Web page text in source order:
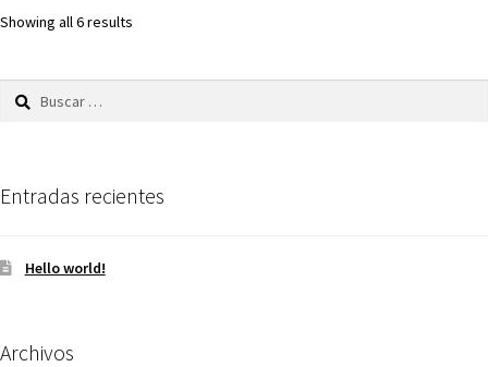
Showing all 6 results
Entradas recientes
Hello world!
Archivos